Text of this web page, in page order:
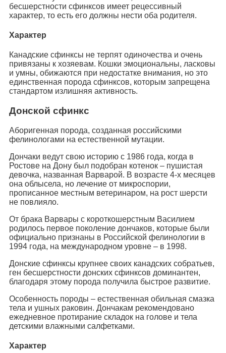
бесшерстности сфинксов имеет рецессивный
характер, то есть его должны нести оба родителя.
Характер
Канадские сфинксы не терпят одиночества и очень
привязаны к хозяевам. Кошки эмоциональны, ласковы
и умны, обижаются при недостатке внимания, но это
единственная порода сфинксов, которым запрещена
стандартом излишняя активность.
Донской сфинкс
Аборигенная порода, созданная российскими
фелинологами на естественной мутации.
Дончаки ведут свою историю с 1986 года, когда в
Ростове на Дону был подобран котенок – пушистая
девочка, названная Варварой. В возрасте 4-х месяцев
она облысела, но лечение от микроспории,
прописанное местным ветеринаром, на рост шерсти
не повлияло.
От брака Варвары с короткошерстным Василием
родилось первое поколение дончаков, которые были
официально признаны в Российской фелинологии в
1994 года, на международном уровне – в 1998.
Донские сфинксы крупнее своих канадских собратьев,
ген бесшерстности донских сфинксов доминантен,
благодаря этому порода получила быстрое развитие.
Особенность породы – естественная обильная смазка
тела и ушных раковин. Дончакам рекомендовано
ежедневное протирание складок на голове и тела
детскими влажными салфетками.
Характер